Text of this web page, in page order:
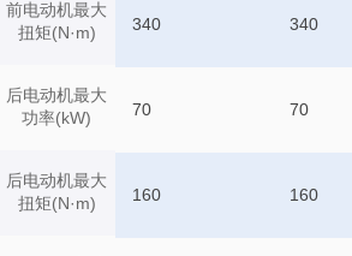
前电动机最大
扭矩(N·m)
后电动机最大
功率(kW)
后电动机最大
扭矩(N·m)
340 340
70 70
160 160